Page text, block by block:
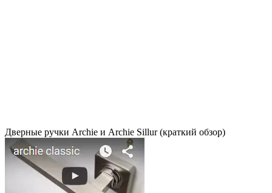
Дверные ручки Archie и Archie Sillur (краткий обзор)